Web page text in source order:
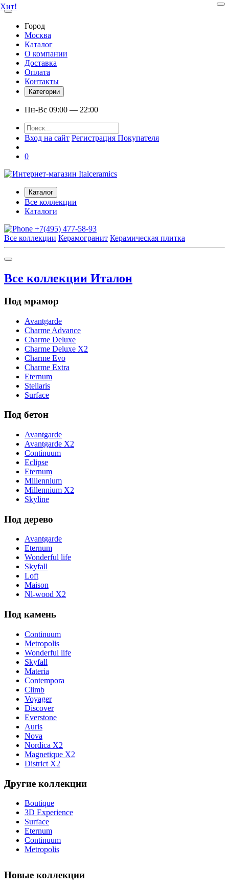
Город
Москва
Каталог
О компании
Доставка
Оплата
Контакты
Категории
Пн-Вс 09:00 — 22:00
Вход на сайт Регистрация Покупателя
0
Каталог
Все коллекции
Каталоги
+7(495) 477-58-93
Все коллекции Керамогранит Керамическая плитка
Все коллекции Италон
Под мрамор
Avantgarde
Charme Advance
Charme Deluxe
Charme Deluxe X2
Charme Evo
Charme Extra
Eternum
Stellaris
Surface
Под бетон
Avantgarde
Avantgarde X2
Continuum
Eclipse
Eternum
Millennium
Millennium X2
Skyline
Под дерево
Avantgarde
Eternum
Wonderful life
Skyfall
Loft
Maison
Nl-wood X2
Под камень
Continuum
Metropolis
Wonderful life
Skyfall
Materia
Contempora
Climb
Voyager
Discover
Everstone
Auris
Nova
Nordica X2
Magnetique X2
District X2
Другие коллекции
Boutique
3D Experience
Surface
Eternum
Continuum
Metropolis
Новые коллекции
Хит!